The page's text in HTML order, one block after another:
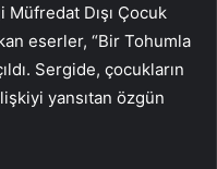
Dışı Çocuk
eserler, “Bir Tohumla
Sergide, çocukların
yansıtan özgün